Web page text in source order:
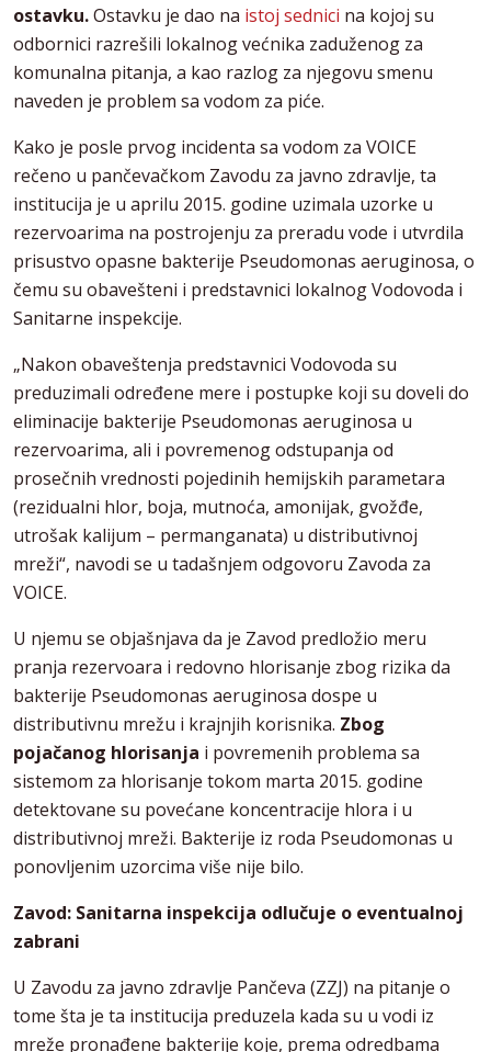
ostavku.Ostavku je dao na istoj sednici na kojoj su
odbornici razrešili lokalnog većnika zaduženog za
komunalna pitanja, a kao razlog za njegovu smenu
naveden je problem sa vodom za piće.
Kako je posle prvog incidenta sa vodom za VOICE
rečeno u pančevačkom Zavodu za javno zdravlje, ta
institucija je u aprilu 2015. godine uzimala uzorke u
rezervoarima na postrojenju za preradu vode i utvrdila
prisustvo opasne bakterije Pseudomonas aeruginosa, o
čemu su obavešteni i predstavnici lokalnog Vodovoda i
Sanitarne inspekcije.
„Nakon obaveštenja predstavnici Vodovoda su
preduzimali određene mere i postupke koji su doveli do
eliminacije bakterije Pseudomonas aeruginosa u
rezervoarima, ali i povremenog odstupanja od
prosečnih vrednosti pojedinih hemijskih parametara
(rezidualni hlor, boja, mutnoća, amonijak, gvožđe,
utrošak kalijum – permanganata) u distributivnoj
mreži“, navodi se u tadašnjem odgovoru Zavoda za
VOICE.
U njemu se objašnjava da je Zavod predložio meru
pranja rezervoara i redovno hlorisanje zbog rizika da
bakterije Pseudomonas aeruginosa dospe u
distributivnu mrežu i krajnjih korisnika. Zbog
pojačanog hlorisanja i povremenih problema sa
sistemom za hlorisanje tokom marta 2015. godine
detektovane su povećane koncentracije hlora i u
distributivnoj mreži. Bakterije iz roda Pseudomonas u
ponovljenim uzorcima više nije bilo.
Zavod: Sanitarna inspekcija odlučuje o eventualnoj
zabrani
U Zavodu za javno zdravlje Pančeva (ZZJ) na pitanje o
tome šta je ta institucija preduzela kada su u vodi iz
mreže pronađene bakterije koje, prema odredbama